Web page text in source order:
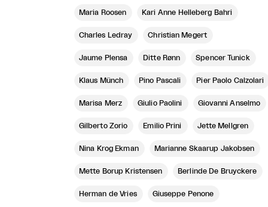
Maria Roosen Kari Anne Helleberg Bahri
Charles Ledray Christian Megert
Jaume Plensa Ditte Rønn Spencer Tunick
Klaus Münch Pino Pascali Pier Paolo Calzolari
Marisa Merz Giulio Paolini Giovanni Anselmo
Gilberto Zorio Emilio Prini Jette Mellgren
Nina Krog Ekman Marianne Skaarup Jakobsen
Mette Borup Kristensen Berlinde De Bruyckere
Herman de Vries Giuseppe Penone